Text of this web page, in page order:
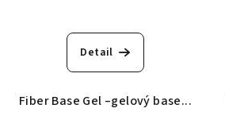
Detail
Fiber Base Gel –gelový base...